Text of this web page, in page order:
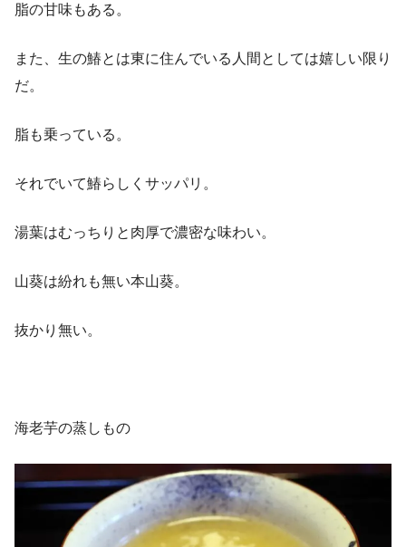
脂の甘味もある。
また、生の鰆とは東に住んでいる人間としては嬉しい限り
だ。
脂も乗っている。
それでいて鰆らしくサッパリ。
湯葉はむっちりと肉厚で濃密な味わい。
山葵は紛れも無い本山葵。
抜かり無い。
海老芋の蒸しもの